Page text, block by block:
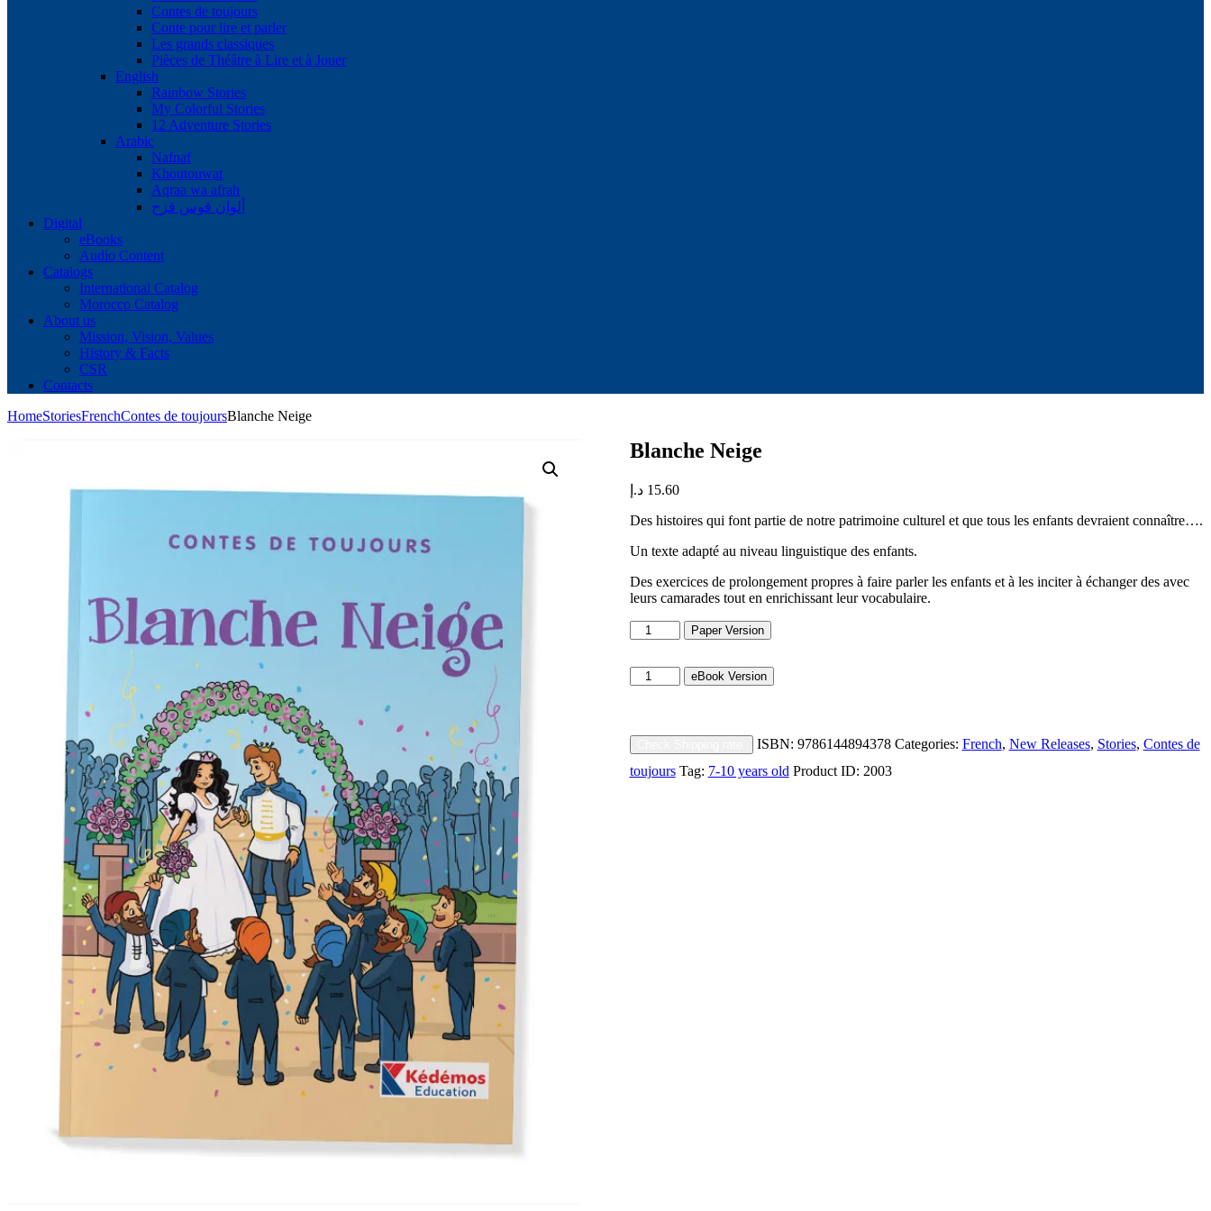
Contes de toujours
Conte pour lire et parler
Les grands classiques
Pièces de Théâtre à Lire et à Jouer
English
Rainbow Stories
My Colorful Stories
12 Adventure Stories
Arabic
Nafnaf
Khoutouwat
Aqraa wa afrah
ألوان قوس قزح
Digital
eBooks
Audio Content
Catalogs
International Catalog
Morocco Catalog
About us
Mission, Vision, Values
History & Facts
CSR
Contacts
HomeStoriesFrenchContes de toujoursBlanche Neige
Blanche Neige
15.60 د.إ
Des histoires qui font partie de notre patrimoine culturel et que tous les enfants devraient connaître….
Un texte adapté au niveau linguistique des enfants.
Des exercices de prolongement propres à faire parler les enfants et à les inciter à échanger des avec
leurs camarades tout en enrichissant leur vocabulaire.
Blanche
Neige
Paper Version
Blanche
Neige
eBook Version
ISBN: 9786144894378 Categories: French, New Releases, Stories, Contes de
toujours Tag: 7-10 years old Product ID: 2003